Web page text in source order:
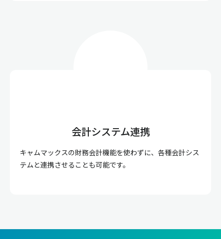
会計システム連携
キャムマックスの財務会計機能を使わずに、各種会計シス
テムと連携させることも可能です。